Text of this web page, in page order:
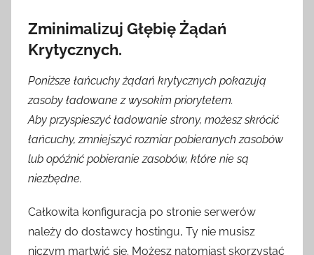
Zminimalizuj Głębię Żądań
Krytycznych.
Poniższe łańcuchy żądań krytycznych pokazują
zasoby ładowane z wysokim priorytetem.
Aby przyspieszyć ładowanie strony, możesz skrócić
łańcuchy, zmniejszyć rozmiar pobieranych zasobów
lub opóźnić pobieranie zasobów, które nie są
niezbędne.
Całkowita konfiguracja po stronie serwerów
należy do dostawcy hostingu, Ty nie musisz
niczym martwić się. Możesz natomiast skorzystać